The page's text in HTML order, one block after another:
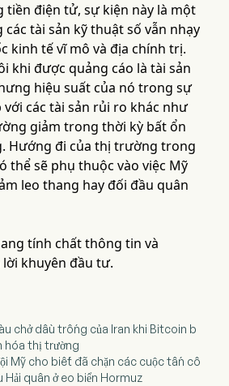
điện tử, sự kiện này là một
tài sản kỹ thuật số vẫn nhạy
kinh tế vĩ mô và địa chính trị.
khi được quảng cáo là tài sản
hiệu suất của nó trong sự
các tài sản rủi ro khác như
giảm trong thời kỳ bất ổn
Hướng đi của thị trường trong
thể sẽ phụ thuộc vào việc Mỹ
leo thang hay đối đầu quân
tính chất thông tin và
khuyên đầu tư.
chở dầu trống của Iran khi Bitcoin b
hóa thị trường
Mỹ cho biết đã chặn các cuộc tấn cô
Hải quân ở eo biển Hormuz